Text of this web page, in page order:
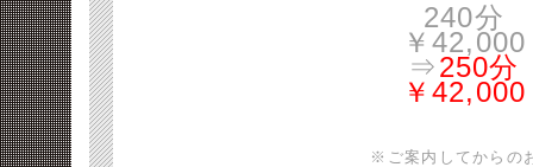
240分
￥42,000
⇒250分
￥42,000
※ご案内してからの